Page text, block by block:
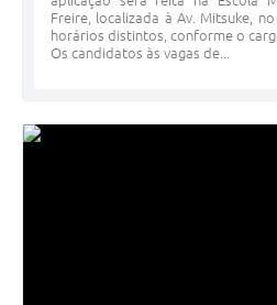
Freire, localizada à Av. Mitsuke,
horários distintos, conforme o
Os candidatos às vagas de...